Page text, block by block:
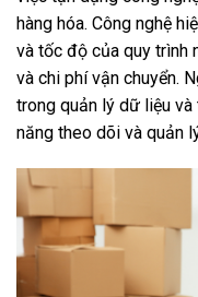
hàng hóa. Công nghệ
và tốc độ của quy trình
và chi phí vận chuyển.
trong quản lý dữ liệu
năng theo dõi và quản